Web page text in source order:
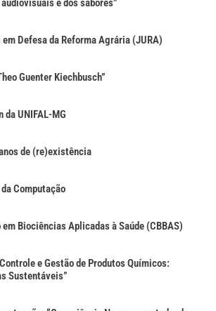
e dos sabores”
Defesa da Reforma Agrária (JURA)
Guenter Kiechbusch”
da UNIFAL-MG
de (re)existência
Computação
Biociências Aplicadas à Saúde (CBBAS)
e Gestão de Produtos Químicos:
Sustentáveis”